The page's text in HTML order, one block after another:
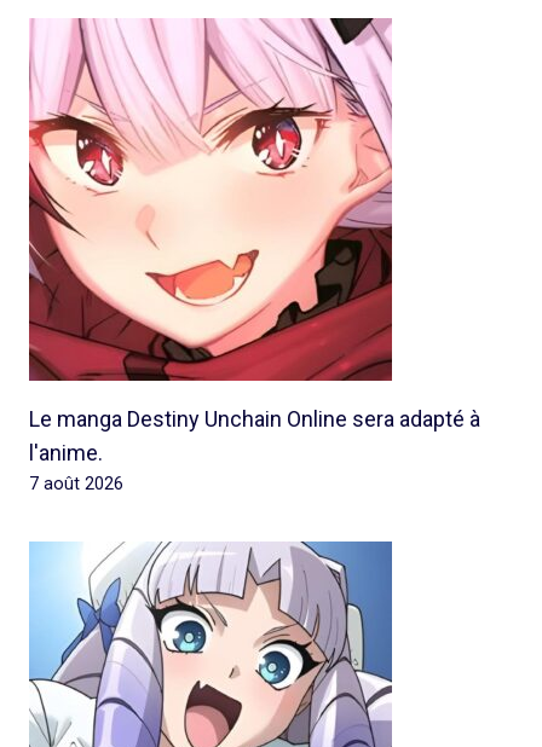
Le manga Destiny Unchain Online sera adapté à
l'anime.
7 août 2026